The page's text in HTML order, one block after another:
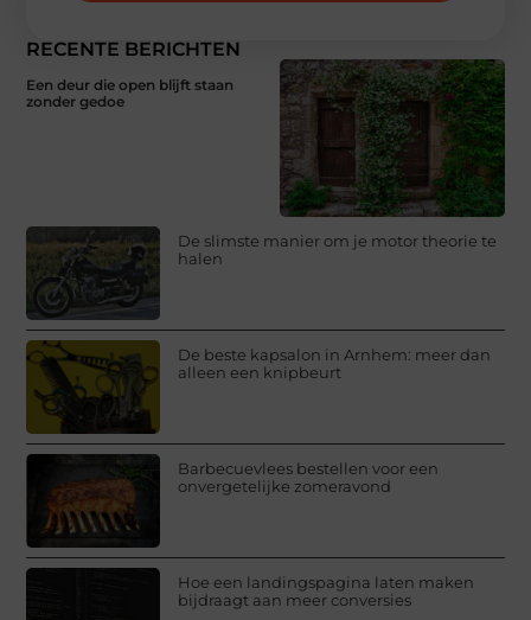
RECENTE BERICHTEN
Een deur die open blijft staan
zonder gedoe
De slimste manier om je motor theorie te
halen
De beste kapsalon in Arnhem: meer dan
alleen een knipbeurt
Barbecuevlees bestellen voor een
onvergetelijke zomeravond
Hoe een landingspagina laten maken
bijdraagt aan meer conversies